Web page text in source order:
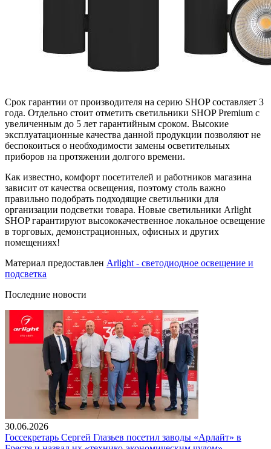
Срок гарантии от производителя на серию SHOP составляет 3
года. Отдельно стоит отметить светильники SHOP Premium с
увеличенным до 5 лет гарантийным сроком. Высокие
эксплуатационные качества данной продукции позволяют не
беспокоиться о необходимости замены осветительных
приборов на протяжении долгого времени.
Как известно, комфорт посетителей и работников магазина
зависит от качества освещения, поэтому столь важно
правильно подобрать подходящие светильники для
организации подсветки товара. Новые светильники Arlight
SHOP гарантируют высококачественное локальное освещение
в торговых, демонстрационных, офисных и других
помещениях!
Материал предоставлен Arlight - светодиодное освещение и
подсветка
Последние новости
30.06.2026
Госсекретарь Сергей Глазьев посетил заводы «Арлайт» в